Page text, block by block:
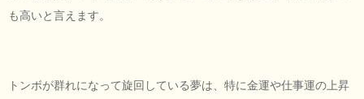
も高いと言えます。
トンボが群れになって旋回している夢は、特に金運や仕事運の上昇